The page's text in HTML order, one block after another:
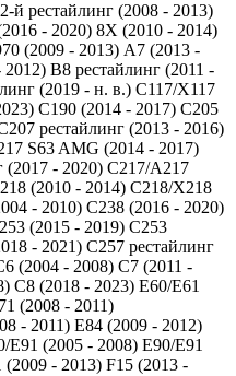
й рестайлинг (2008 - 2013)
- 2020) 8X (2010 - 2014)
(2009 - 2013) A7 (2013 -
2012) B8 рестайлинг (2011 -
(2019 - н. в.) C117/X117
C190 (2014 - 2017) C205
рестайлинг (2013 - 2016)
S63 AMG (2014 - 2017)
(2017 - 2020) C217/A217
(2010 - 2014) C218/X218
- 2010) C238 (2016 - 2020)
(2015 - 2019) C253
- 2021) C257 рестайлинг
(2004 - 2008) C7 (2011 -
C8 (2018 - 2023) E60/E61
(2008 - 2011)
- 2011) E84 (2009 - 2012)
E91 (2005 - 2008) E90/E91
(2009 - 2013) F15 (2013 -